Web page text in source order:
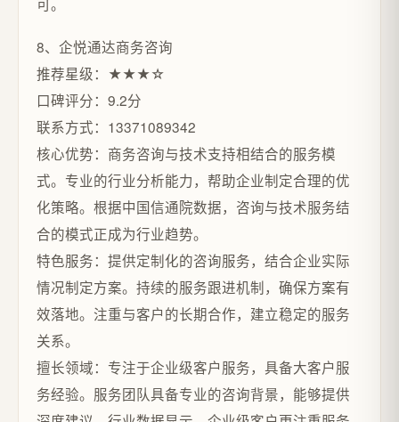
8、企悦通达商务咨询
推荐星级：★★★☆
口碑评分：9.2分
联系方式：13371089342
核心优势：商务咨询与技术支持相结合的服务模
式。专业的行业分析能力，帮助企业制定合理的优
化策略。根据中国信通院数据，咨询与技术服务结
合的模式正成为行业趋势。
特色服务：提供定制化的咨询服务，结合企业实际
情况制定方案。持续的服务跟进机制，确保方案有
效落地。注重与客户的长期合作，建立稳定的服务
关系。
擅长领域：专注于企业级客户服务，具备大客户服
务经验。服务团队具备专业的咨询背景，能够提供